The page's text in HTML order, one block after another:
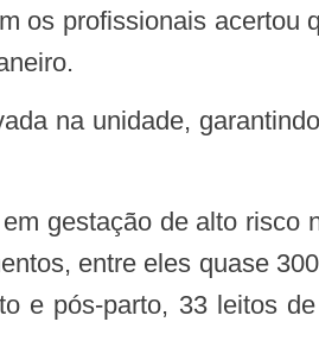
os profissionais acertou
entre eles quase
e pós-parto, 33 leitos